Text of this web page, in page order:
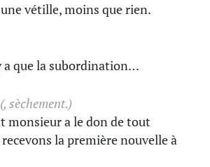
vétille, moins que rien.
a que la subordination…
(, sèchement.)
monsieur a le don de tout
la première nouvelle à